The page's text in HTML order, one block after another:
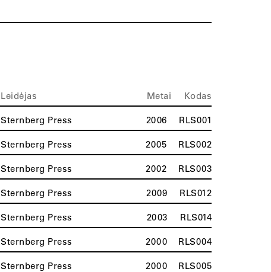
Leidėjas Metai Kodas
Sternberg Press 2006 RLS001
Sternberg Press 2005 RLS002
Sternberg Press 2002 RLS003
Sternberg Press 2009 RLS012
Sternberg Press 2003 RLS014
Sternberg Press 2000 RLS004
Sternberg Press 2000 RLS005